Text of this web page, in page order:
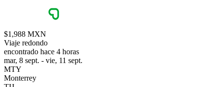
$1,988 MXN
Viaje redondo
encontrado hace 4 horas
mar, 8 sept. - vie, 11 sept.
MTY
Monterrey